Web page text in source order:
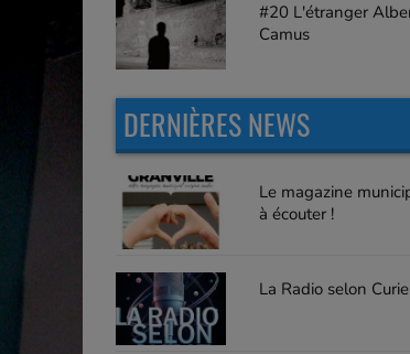
#20 L'étranger
Camus
DERNIÈRES NEWS
Le magazine
à écouter !
La Radio selon Curie